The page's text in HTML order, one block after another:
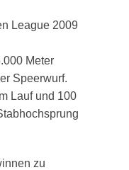
League 2009
Meter
Speerwurf.
Lauf und 100
zu